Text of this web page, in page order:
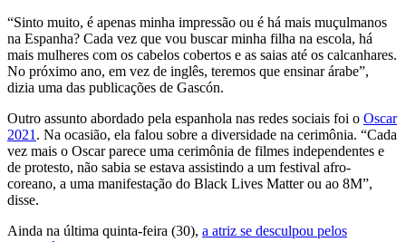
“Sinto muito, é apenas minha impressão ou é há mais muçulmanos
na Espanha? Cada vez que vou buscar minha filha na escola, há
mais mulheres com os cabelos cobertos e as saias até os calcanhares.
No próximo ano, em vez de inglês, teremos que ensinar árabe”,
dizia uma das publicações de Gascón.
Outro assunto abordado pela espanhola nas redes sociais foi o Oscar
2021 . Na ocasião, ela falou sobre a diversidade na cerimônia. “Cada
vez mais o Oscar parece uma cerimônia de filmes independentes e
de protesto, não sabia se estava assistindo a um festival afro-
coreano, a uma manifestação do Black Lives Matter ou ao 8M”,
disse.
Ainda na última quinta-feira (30), a atriz se desculpou pelos